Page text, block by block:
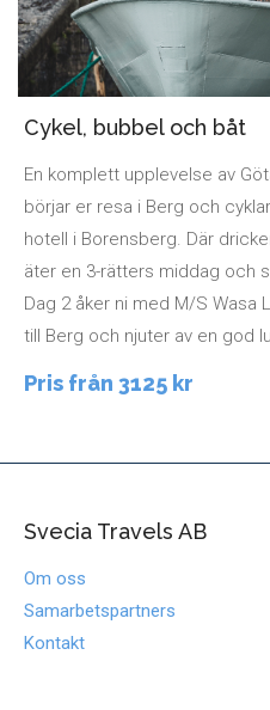
Cykel, bubbel och båt
En komplett upplevelse av
börjar er resa i Berg och
hotell i Borensberg. Där
äter en 3-rätters middag och
Dag 2 åker ni med M/S Wasa
till Berg och njuter av en god
Pris från 3125 kr
Svecia Travels AB
Om oss
Samarbetspartners
Kontakt